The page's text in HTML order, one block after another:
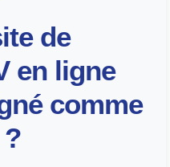
de
en ligne
comme